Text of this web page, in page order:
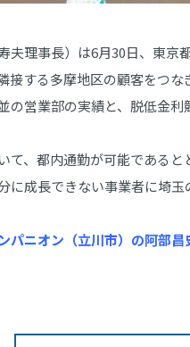
理事長）は6月30日、東京
接する多摩地区の顧客をつ
の営業部の実績と、脱低金利
、都内通勤が可能である
に成長できない事業者に埼
パニオン（立川市）の阿部